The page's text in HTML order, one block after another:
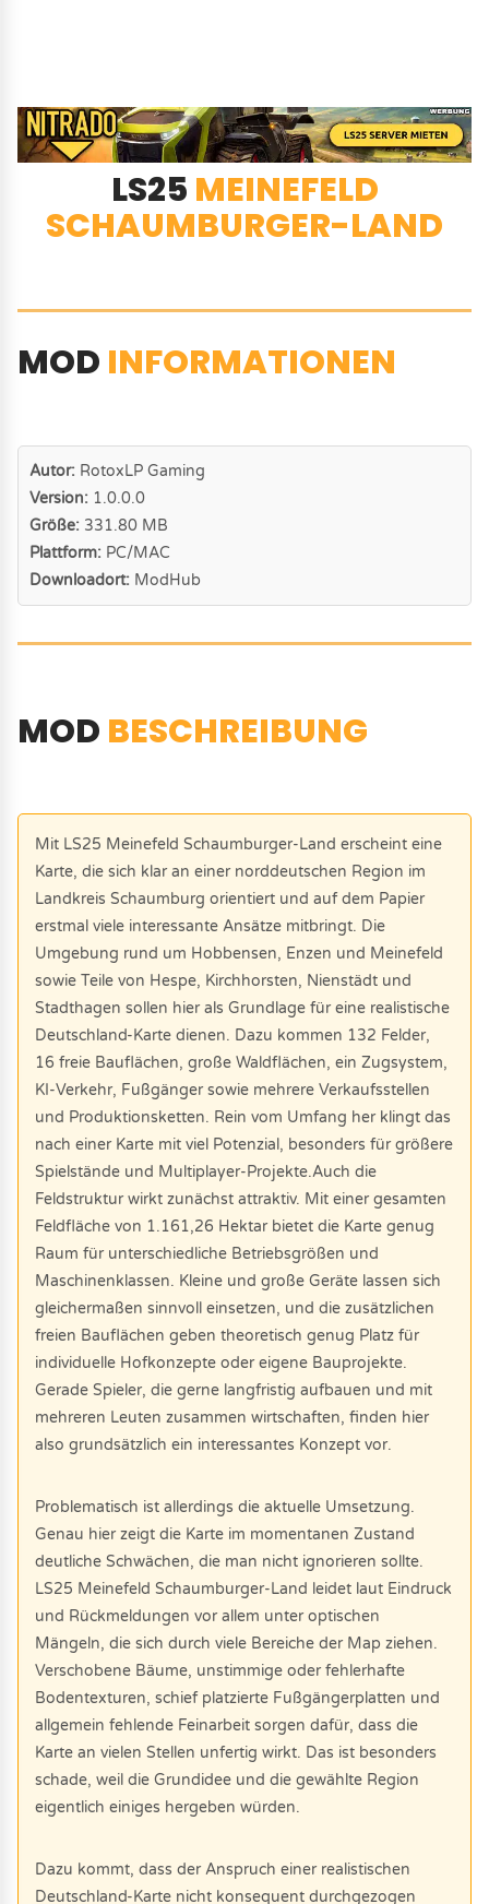
LS25 MEINEFELD
SCHAUMBURGER-LAND
MOD INFORMATIONEN
Autor: RotoxLP Gaming
Version: 1.0.0.0
Größe: 331.80 MB
Plattform: PC/MAC
Downloadort: ModHub
MOD BESCHREIBUNG
Mit LS25 Meinefeld Schaumburger-Land erscheint eine
Karte, die sich klar an einer norddeutschen Region im
Landkreis Schaumburg orientiert und auf dem Papier
erstmal viele interessante Ansätze mitbringt. Die
Umgebung rund um Hobbensen, Enzen und Meinefeld
sowie Teile von Hespe, Kirchhorsten, Nienstädt und
Stadthagen sollen hier als Grundlage für eine realistische
Deutschland-Karte dienen. Dazu kommen 132 Felder,
16 freie Bauflächen, große Waldflächen, ein Zugsystem,
KI-Verkehr, Fußgänger sowie mehrere Verkaufsstellen
und Produktionsketten. Rein vom Umfang her klingt das
nach einer Karte mit viel Potenzial, besonders für größere
Spielstände und Multiplayer-Projekte.Auch die
Feldstruktur wirkt zunächst attraktiv. Mit einer gesamten
Feldfläche von 1.161,26 Hektar bietet die Karte genug
Raum für unterschiedliche Betriebsgrößen und
Maschinenklassen. Kleine und große Geräte lassen sich
gleichermaßen sinnvoll einsetzen, und die zusätzlichen
freien Bauflächen geben theoretisch genug Platz für
individuelle Hofkonzepte oder eigene Bauprojekte.
Gerade Spieler, die gerne langfristig aufbauen und mit
mehreren Leuten zusammen wirtschaften, finden hier
also grundsätzlich ein interessantes Konzept vor.
Problematisch ist allerdings die aktuelle Umsetzung.
Genau hier zeigt die Karte im momentanen Zustand
deutliche Schwächen, die man nicht ignorieren sollte.
LS25 Meinefeld Schaumburger-Land leidet laut Eindruck
und Rückmeldungen vor allem unter optischen
Mängeln, die sich durch viele Bereiche der Map ziehen.
Verschobene Bäume, unstimmige oder fehlerhafte
Bodentexturen, schief platzierte Fußgängerplatten und
allgemein fehlende Feinarbeit sorgen dafür, dass die
Karte an vielen Stellen unfertig wirkt. Das ist besonders
schade, weil die Grundidee und die gewählte Region
eigentlich einiges hergeben würden.
Dazu kommt, dass der Anspruch einer realistischen
Deutschland-Karte nicht konsequent durchgezogen